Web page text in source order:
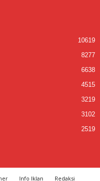
10619
8277
6638
4515
3219
3102
2519
Info Iklan Redaksi